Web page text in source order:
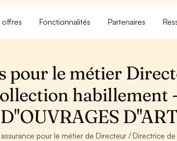
offres Fonctionnalités Partenaires
pour le métier
habillement
pour le métier de Directeur / Directrice